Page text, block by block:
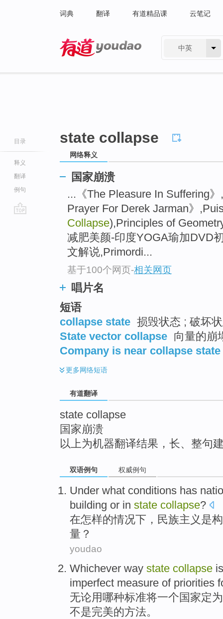
词典 翻译 有道精品课 云笔记
中英
目录
释义
翻译
例句
state collapse
网络释义
国家崩溃
...《The Pleasure In Suffering
Prayer For Derek Jarman》
Collapse),Principles of
减肥美颜-印度YOGA瑜加DVD
文解说,Primordi...
基于100个网页-相关网页
唱片名
短语
collapse state 损毁状态 ; 破坏
State vector collapse 向量的崩
Company is near collapse state
更多网络短语
有道翻译
state collapse
国家崩溃
以上为机器翻译结果，长、整句
双语例句 权威例句
Under what conditions has
building or in state collapse?
在怎样的情况下 ，民族主义 是
量 ？
youdao
Whichever way state collapse
imperfect measure ofpriorities
无论用哪种标准将一个国家定
不是完美的方法。